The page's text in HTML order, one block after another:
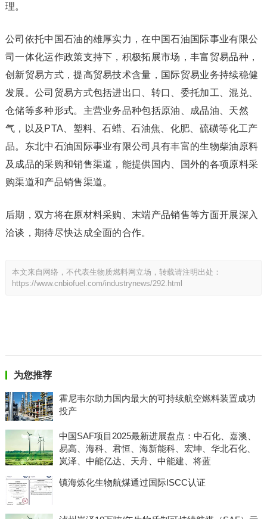
理。
公司依托中国石油的雄厚实力，在中国石油国际事业有限公
司一体化运作政策支持下，积极拓展市场，丰富贸易品种，
创新贸易方式，提高贸易技术含量，国际贸易业务持续稳健
发展。公司贸易方式包括进出口、转口、委托加工、混兑、
仓储等多种形式。主营业务品种包括原油、成品油、天然
气，以及PTA、塑料、石蜡、石油焦、化肥、硫磺等化工产
品。东北中石油国际事业有限公司具有丰富的生物柴油原料
及成品的采购和销售渠道，能提供国内、国外的各项原料采
购渠道和产品销售渠道。
后期，双方将在原材料采购、末端产品销售等方面开展深入
洽谈，期待尽快达成全面的合作。
本文来自网络，不代表生物质燃料网立场，转载请注明出处：
https://www.cnbiofuel.com/industrynews/292.html
为您推荐
霍尼韦尔助力国内最大的可持续航空燃料装置成功
投产
中国SAF项目2025最新进展盘点：中石化、嘉澳、
易高、海科、君恒、海新能科、宏坤、华北石化、
岚泽、中能亿达、天舟、中能建、将蓝
镇海炼化生物航煤通过国际ISCC认证